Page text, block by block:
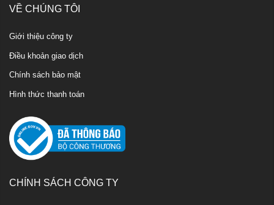
VỀ CHÚNG TÔI
Giới thiệu công ty
Điều khoản giao dịch
Chính sách bảo mật
Hình thức thanh toán
CHÍNH SÁCH CÔNG TY